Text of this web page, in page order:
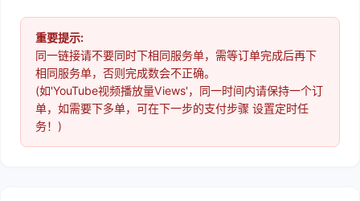
重要提示:
同一链接请不要同时下相同服务单，需等订单完成后再下
相同服务单，否则完成数会不正确。
(如'YouTube视频播放量Views'，同一时间内请保持一个订
单，如需要下多单，可在下一步的支付步骤 设置定时任
务！)